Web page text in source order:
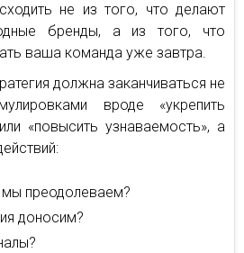
не из того, что делают
бренды, а из того, что
ваша команда уже завтра.
должна заканчиваться не
вроде «укрепить
«повысить узнаваемость», а
преодолеваем?
доносим?